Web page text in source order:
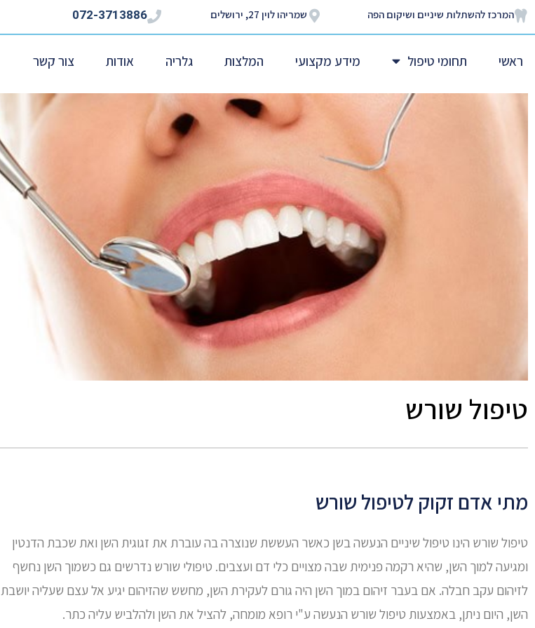
המרכז להשתלות שיניים ושיקום הפה שמריהו לוין 27, ירושלים 072-3713886
ראשי תחומי טיפול מידע מקצועי המלצות גלריה אודות צור קשר
טיפול שורש
מתי אדם זקוק לטיפול שורש
טיפול שורש הינו טיפול שיניים הנעשה בשן כאשר העששת שנוצרה בה עוברת את זגוגית השן ואת שכבת הדנטין
ומגיעה למוך השן, שהיא רקמה פנימית שבה מצויים כלי דם ועצבים. טיפולי שורש נדרשים גם כשמוך השן נחשף
לזיהום עקב חבלה. אם בעבר זיהום במוך השן היה גורם לעקירת השן, מחשש שהזיהום יגיע אל עצם שעליה יושבת
השן, היום ניתן, באמצעות טיפול שורש הנעשה ע"י רופא מומחה, להציל את השן ולהלביש עליה כתר.